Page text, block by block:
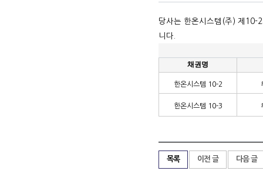
당사는 한온시스템 (주 ) 제 10-2
니다
채권명
한온시스템 10-2
한온시스템 10-3
목록 이전 글 다음 글